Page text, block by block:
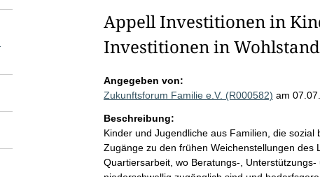
Appell Investitionen in
Investitionen in
Angegeben von:
Zukunftsforum Familie e.V. (R000582) am
Beschreibung:
Kinder und Jugendliche aus Familien, die
Zugänge zu den frühen Weichenstellungen
Quartiersarbeit, wo Beratungs-,